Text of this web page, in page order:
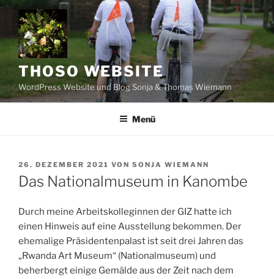
Zum
Inhalt
springen
THOSO WEBSITE
WordPress Website und Blog Sonja & Thomas Wiemann
Menü
VERÖFFENTLICHT
AM
26. DEZEMBER 2021 VON SONJA WIEMANN
Das Nationalmuseum in Kanombe
Durch meine Arbeitskolleginnen der GIZ hatte ich
einen Hinweis auf eine Ausstellung bekommen. Der
ehemalige Präsidentenpalast ist seit drei Jahren das
„Rwanda Art Museum“ (Nationalmuseum) und
beherbergt einige Gemälde aus der Zeit nach dem